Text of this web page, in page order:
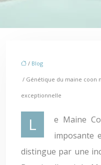
/ Blog
/ Génétique du maine coon
exceptionnelle
Le Maine Coon, célèbre pour sa taille
imposante
distingue par une